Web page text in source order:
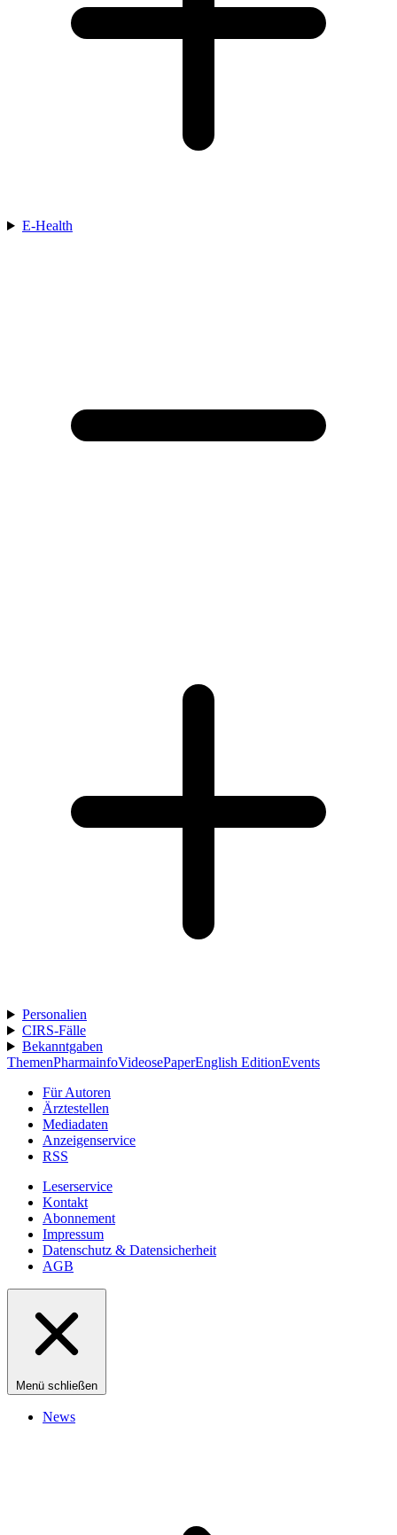
E-Health
Personalien
CIRS-Fälle
Bekanntgaben
ThemenPharmainfoVideosePaperEnglish EditionEvents
Für Autoren
Ärztestellen
Mediadaten
Anzeigenservice
RSS
Leserservice
Kontakt
Abonnement
Impressum
Datenschutz & Datensicherheit
AGB
Menü schließen
News